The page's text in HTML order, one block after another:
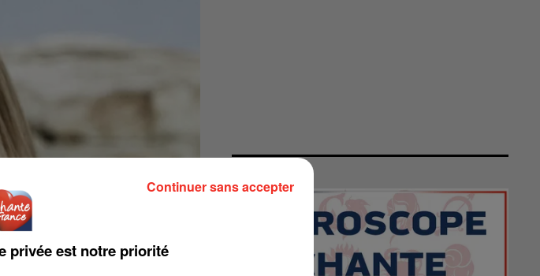
privée est notre priorité
Continuer sans accepter